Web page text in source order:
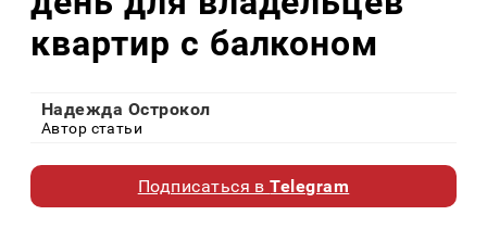
квартир с балконом
Надежда Острокол
Автор статьи
Подписаться вTelegram